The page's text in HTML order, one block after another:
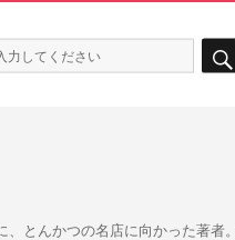
とんかつの名店に向かった著者